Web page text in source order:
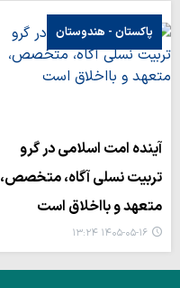
پاکستان - هندوستان
آینده امت اسلامی در گرو
تربیت نسلی آگاه، متخصص،
متعهد و بااخلاق است
۱۴۰۵-۰۵-۱۶ ۱۳:۲۴